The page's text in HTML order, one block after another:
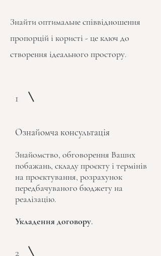
Знайти оптимальне співвідношення
пропорцій і користі - це ключ до
створення ідеального простору.
1
Ознайомча консультація
Знайомство, обговорення Ваших
побажань, складу проєкту і термінів
на проєктування, розрахунок
передбачуваного бюджету на
реалізацію.
Укладення договору.
2